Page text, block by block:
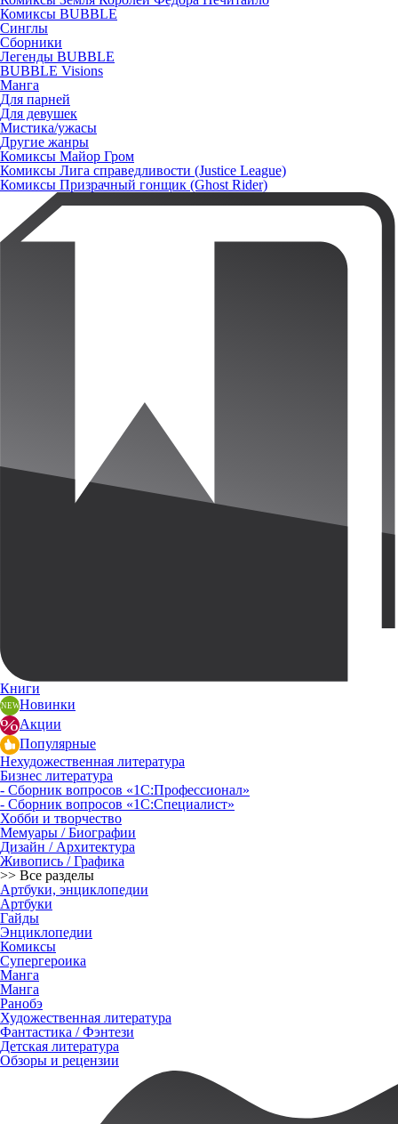
Комиксы BUBBLE
Синглы
Сборники
Легенды BUBBLE
BUBBLE Visions
Манга
Для парней
Для девушек
Мистика/ужасы
Другие жанры
Комиксы Майор Гром
Комиксы Лига справедливости (Justice League)
Комиксы Призрачный гонщик (Ghost Rider)
Книги
Новинки
Акции
Популярные
Нехудожественная литература
Бизнес литература
- Сборник вопросов «1С:Профессионал»
- Сборник вопросов «1С:Специалист»
Хобби и творчество
Мемуары / Биографии
Дизайн / Архитектура
Живопись / Графика
>> Все разделы
Артбуки, энциклопедии
Артбуки
Гайды
Энциклопедии
Комиксы
Супергероика
Манга
Манга
Ранобэ
Художественная литература
Фантастика / Фэнтези
Детская литература
Обзоры и рецензии